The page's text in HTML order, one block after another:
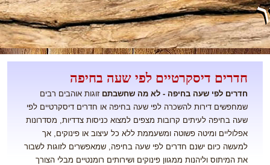
חדרים דיסקרטיים לפי שעה בחיפה
חדרים לפי שעה בחיפה - לא מה שחשבתם זוגות אוהבים רבים
שמחפשים דירות להשכרה לפי שעה בחיפה או חדרים דיסקרטיים לפי
שעה בחיפה לעיתים קרובות מצפים למצוא כניסות צדדיות, מסדרונות
אפלוליים ומיטה פשוטה ומשעממת ללא כל עיצוב או פינוקים, אך
למעשה כיום ישנם חדרים לפי שעה בחיפה, שמאפשרים לזוגות לשבור
את המיתוס וליהנות ממגוון פינוקים ושירותים רומנטיים מבלי הצורך